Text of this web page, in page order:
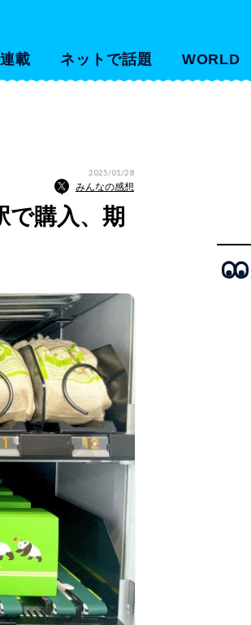
連載 ネットで話題 WORLD
2025/01/28
みんなの感想
購入、期